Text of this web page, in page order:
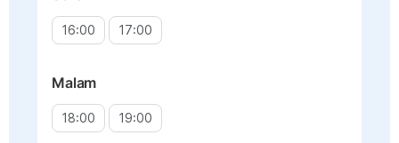
16:00 17:00
Malam
18:00 19:00